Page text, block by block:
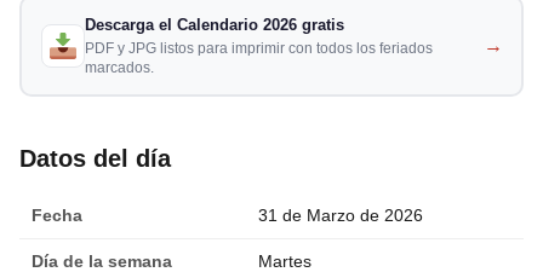
Descarga el Calendario 2026 gratis
PDF y JPG listos para imprimir con todos los feriados
marcados.
→
Datos del día
Fecha 31 de Marzo de 2026
Día de la semana Martes